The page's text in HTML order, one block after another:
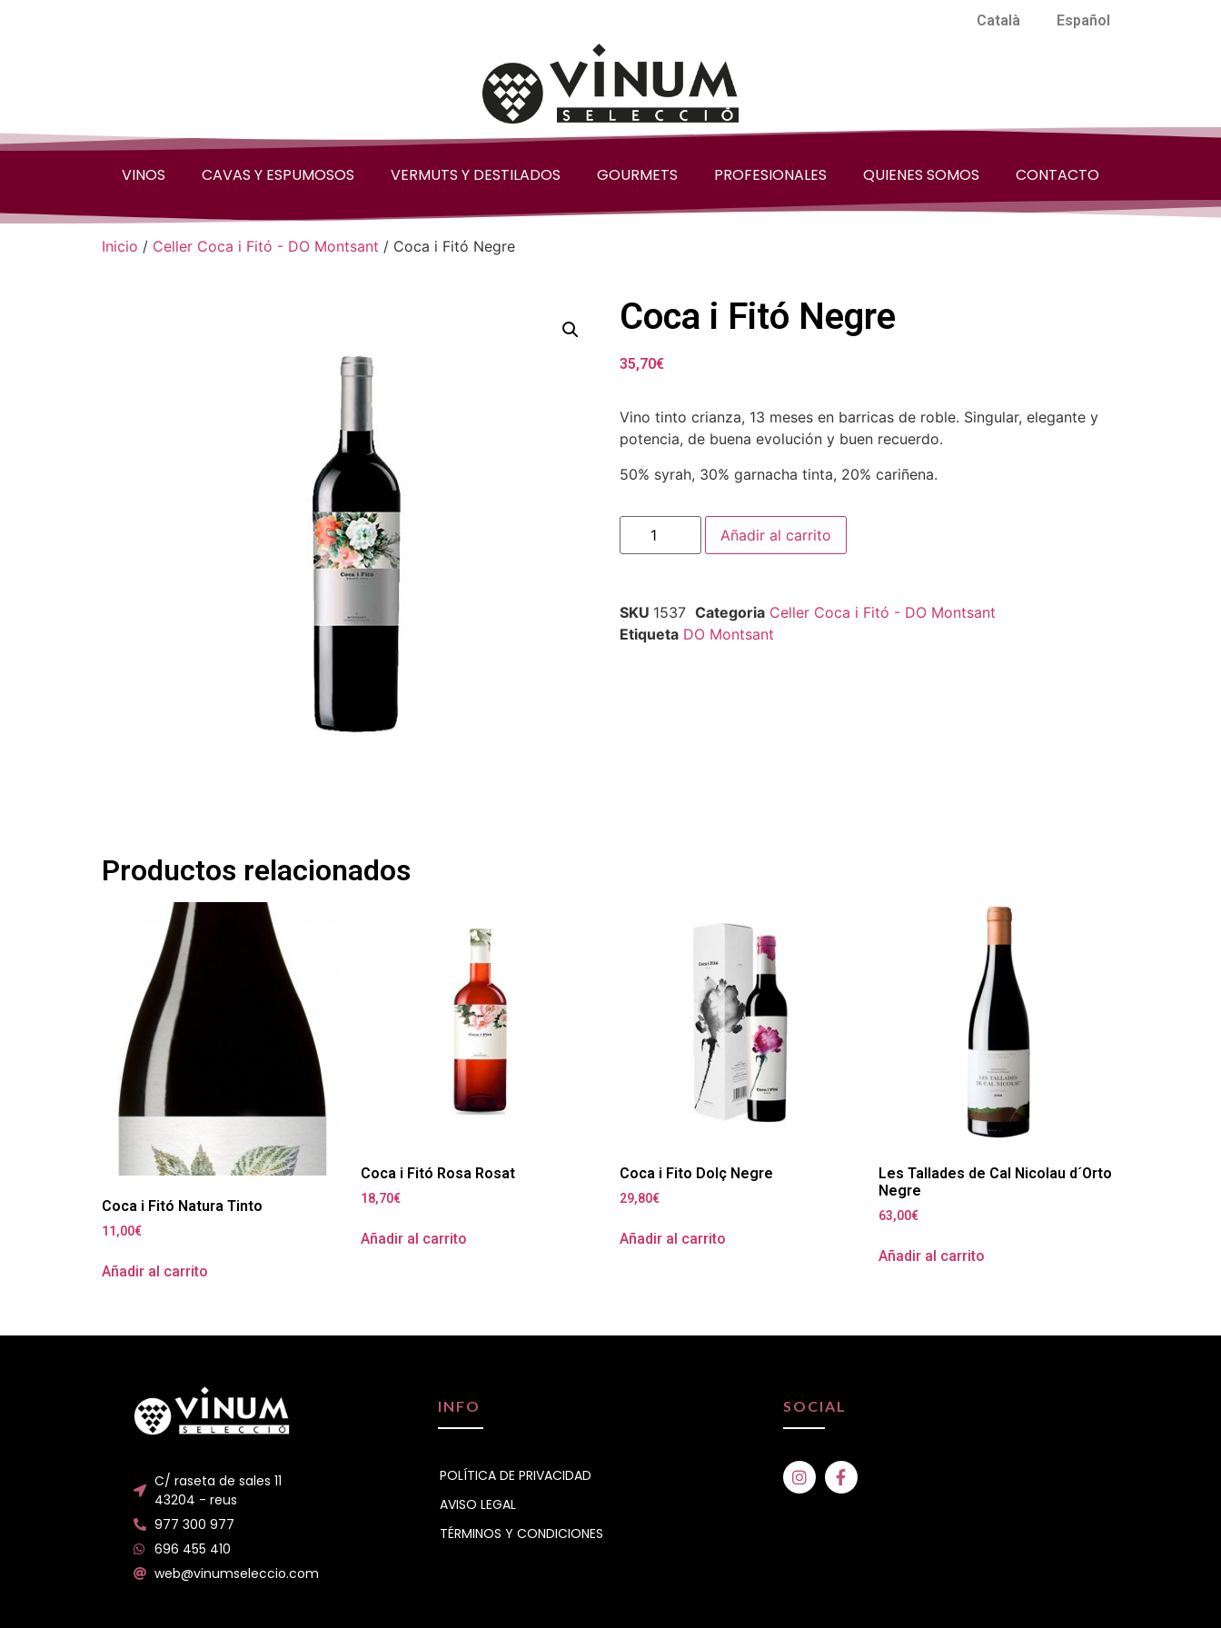
Català Español
VINOS CAVAS Y ESPUMOSOS VERMUTS Y DESTILADOS GOURMETS PROFESIONALES QUIENES SOMOS CONTACTO
Inicio / Celler Coca i Fitó - DO Montsant / Coca i Fitó Negre
Coca i Fitó Negre
35,70€
Vino tinto crianza, 13 meses en barricas de roble. Singular, elegante y
potencia, de buena evolución y buen recuerdo.
50% syrah, 30% garnacha tinta, 20% cariñena.
Añadir al carrito
SKU 1537 Categoria Celler Coca i Fitó - DO Montsant
Etiqueta DO Montsant
Productos relacionados
Coca i Fitó Natura Tinto
11,00€
Añadir al carrito
Coca i Fitó Rosa Rosat
18,70€
Añadir al carrito
Coca i Fito Dolç Negre
29,80€
Añadir al carrito
Les Tallades de Cal Nicolau d´Orto
Negre
63,00€
Añadir al carrito
C/ raseta de sales 11
43204 - reus
977 300 977
696 455 410
web@vinumseleccio.com
INFO
POLÍTICA DE PRIVACIDAD
AVISO LEGAL
TÉRMINOS Y CONDICIONES
SOCIAL